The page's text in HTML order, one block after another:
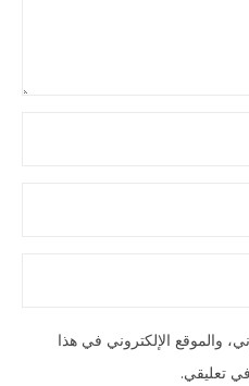
والموقع الإلكتروني في هذا
تعليقي.